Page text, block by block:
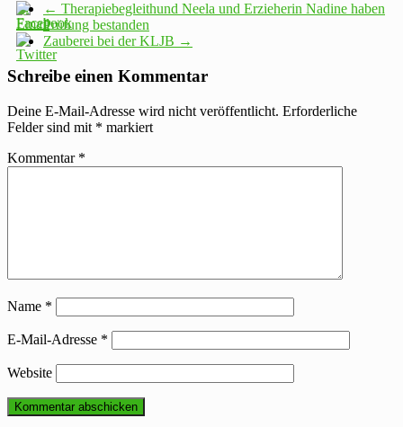
← Therapiebegleithund Neela und Erzieherin Nadine haben
Prüfung bestanden
Zauberei bei der KLJB →
Schreibe einen Kommentar
Deine E-Mail-Adresse wird nicht veröffentlicht. Erforderliche
Felder sind mit * markiert
Kommentar *
Name *
E-Mail-Adresse *
Website